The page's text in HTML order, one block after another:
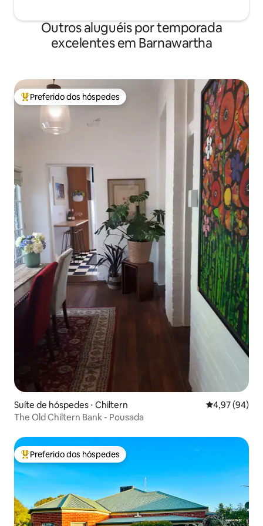
Outros aluguéis por temporada
excelentes em Barnawartha
Entre os melhores preferidos dos hóspedes
Preferido dos hóspedes
Suíte de hóspedes ⋅ Chiltern 4,97 de uma
4,97 (94)
The Old Chiltern Bank - Pousada
Entre os melhores preferidos dos hóspedes
Preferido dos hóspedes